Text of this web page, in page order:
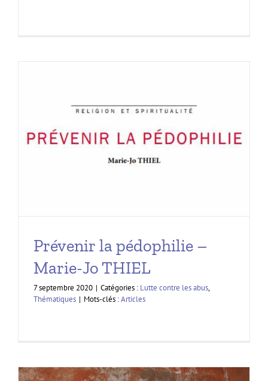
Prévenir la pédophilie –
Marie-Jo THIEL
7 septembre 2020 | Catégories : Lutte contre les abus,
Thématiques | Mots-clés :Articles